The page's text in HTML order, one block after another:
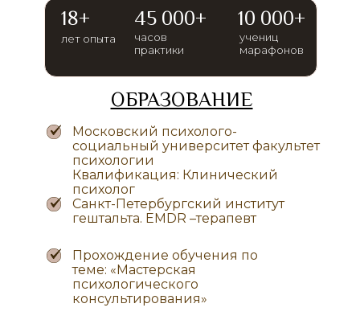
ОБРАЗОВАНИЕ
Московский психолого-
социальный университет факультет
психологии
Квалификация: Клинический
психолог
Санкт-Петербургский институт
гештальта. EMDR –терапевт
18+ 45 000+ 10 000+
лет опыта
часов
практики
учениц
марафонов
Прохождение обучения по
теме: «Мастерская
психологического
консультирования»